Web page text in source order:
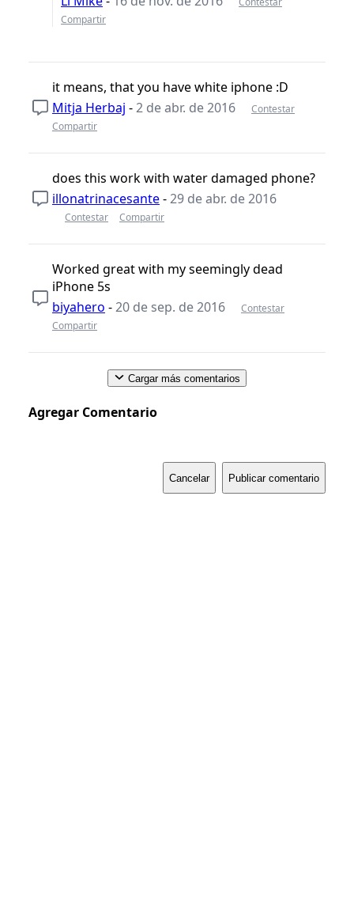
Compartir
it means, that you have white iphone :D
Mitja Herbaj -2 de abr. de 2016
Contestar
Compartir
does this work with water damaged phone?
illonatrinacesante-29 de abr. de 2016
Contestar Compartir
Worked great with my seemingly dead
iPhone 5s
biyahero -20 de sep. de 2016
Contestar
Compartir
Cargar más comentarios
Agregar Comentario
Cancelar Publicar comentario